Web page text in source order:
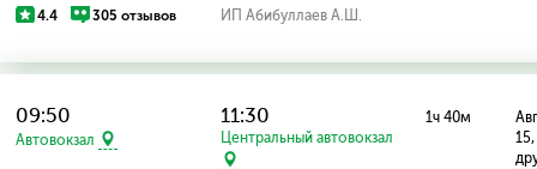
4.4 305 отзывов ИП Абибуллаев А.Ш.
09:50
Автовокзал
11:30
Центральный автовокзал
1ч 40м